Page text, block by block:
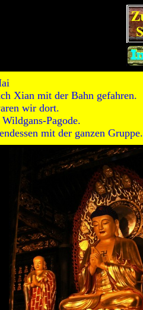
Xian mit der Bahn gefahren.
wir dort.
Pagode.
mit der ganzen Gruppe.